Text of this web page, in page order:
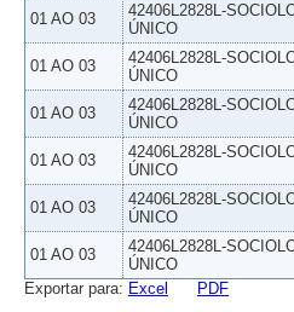
01 AO 03
42406L2828L-
ÚNICO
01 AO 03
42406L2828L-
ÚNICO
01 AO 03
42406L2828L-
ÚNICO
01 AO 03
42406L2828L-
ÚNICO
01 AO 03
42406L2828L-
ÚNICO
01 AO 03
42406L2828L-
ÚNICO
Exportar para: Excel PDF